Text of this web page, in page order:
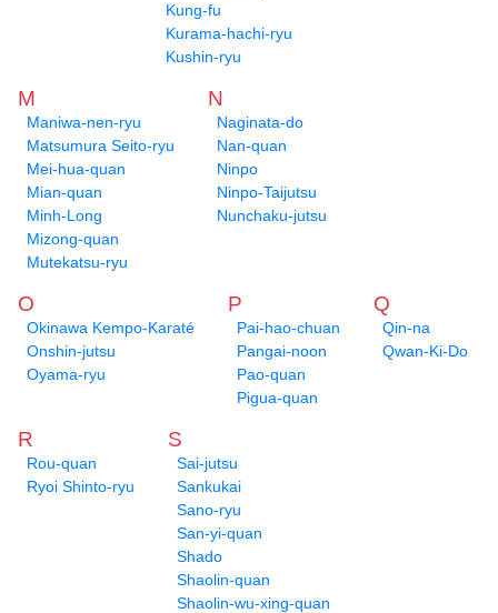
Kung-fu
Kurama-hachi-ryu
Kushin-ryu
M
Maniwa-nen-ryu
Matsumura Seito-ryu
Mei-hua-quan
Mian-quan
Minh-Long
Mizong-quan
Mutekatsu-ryu
N
Naginata-do
Nan-quan
Ninpo
Ninpo-Taijutsu
Nunchaku-jutsu
O
Okinawa Kempo-Karaté
Onshin-jutsu
Oyama-ryu
P
Pai-hao-chuan
Pangai-noon
Pao-quan
Pigua-quan
Q
Qin-na
Qwan-Ki-Do
R
Rou-quan
Ryoi Shinto-ryu
S
Sai-jutsu
Sankukai
Sano-ryu
San-yi-quan
Shado
Shaolin-quan
Shaolin-wu-xing-quan